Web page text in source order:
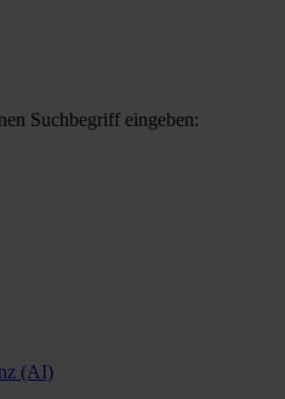
Suchbegriff eingeben:
(AI)